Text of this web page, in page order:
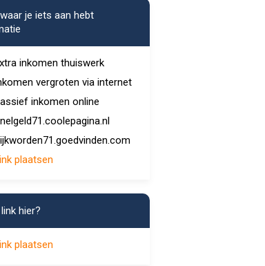
je iets aan hebt
inkomen thuiswerk
vergroten via internet
inkomen online
plaatsen
hier?
plaatsen